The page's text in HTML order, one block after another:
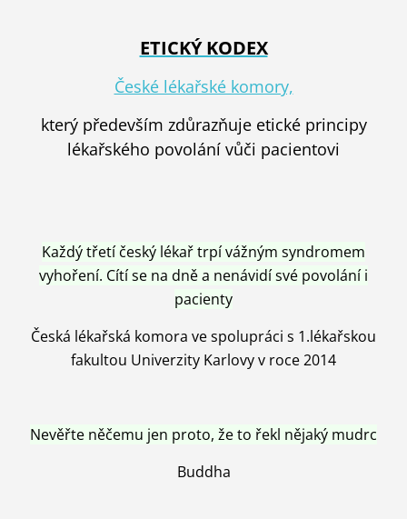
ETICKÝ KODEX
České lékařské komory,
který především zdůrazňuje etické principy
lékařského povolání vůči pacientovi
Každý třetí český lékař trpí vážným syndromem
vyhoření. Cítí se na dně a nenávidí své povolání i
pacienty
Česká lékařská komora ve spolupráci s 1.lékařskou
fakultou Univerzity Karlovy v roce 2014
Nevěřte něčemu jen proto, že to řekl nějaký mudrc
Buddha